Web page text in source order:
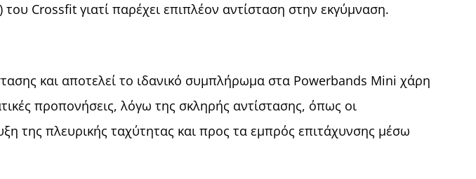
Crossfit γιατί παρέχει επιπλέον αντίσταση στην εκγύμναση.
και αποτελεί το ιδανικό συμπλήρωμα στα Powerbands Mini χάρη
προπονήσεις, λόγω της σκληρής αντίστασης, όπως οι
της πλευρικής ταχύτητας και προς τα εμπρός επιτάχυνσης μέσω